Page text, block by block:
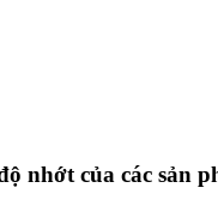
nhớt của các sản